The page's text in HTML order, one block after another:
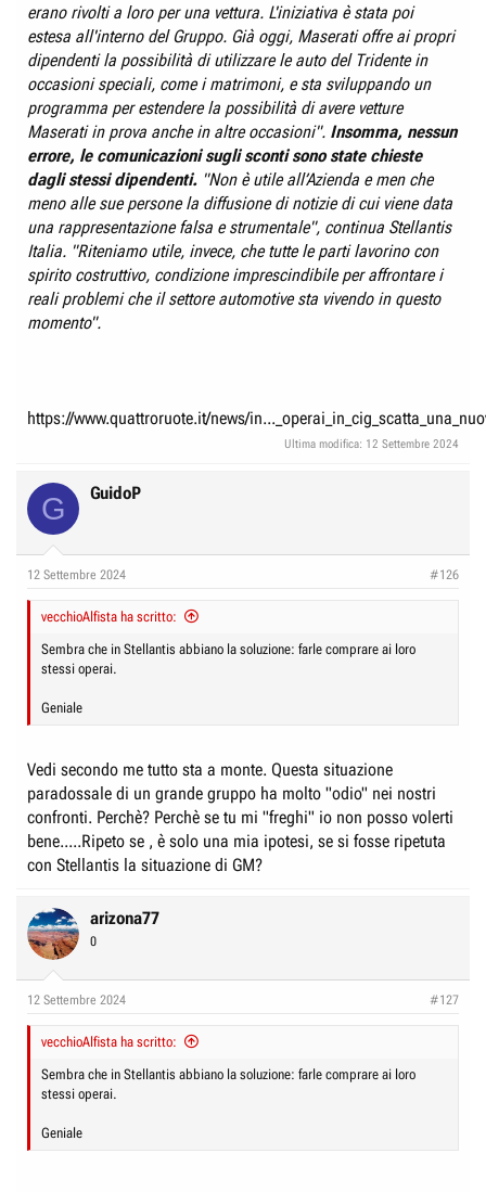
erano rivolti a loro per una vettura. L'iniziativa è stata poi
estesa all'interno del Gruppo. Già oggi, Maserati offre ai propri
dipendenti la possibilità di utilizzare le auto del Tridente in
occasioni speciali, come i matrimoni, e sta sviluppando un
programma per estendere la possibilità di avere vetture
Maserati in prova anche in altre occasioni". Insomma, nessun
errore, le comunicazioni sugli sconti sono state chieste
dagli stessi dipendenti. "Non è utile all’Azienda e men che
meno alle sue persone la diffusione di notizie di cui viene data
una rappresentazione falsa e strumentale", continua Stellantis
Italia. "Riteniamo utile, invece, che tutte le parti lavorino con
spirito costruttivo, condizione imprescindibile per affrontare i
reali problemi che il settore automotive sta vivendo in questo
momento".
https://www.quattroruote.it/news/
Ultima modifica: 12 Settembre 2024
G GuidoP
12 Settembre 2024 #126
vecchioAlfista ha scritto:
Sembra che in Stellantis abbiano la soluzione: farle comprare ai loro
stessi operai.
Geniale
Vedi secondo me tutto sta a monte. Questa situazione
paradossale di un grande gruppo ha molto "odio" nei nostri
confronti. Perchè? Perchè se tu mi "freghi" io non posso volerti
bene.....Ripeto se , è solo una mia ipotesi, se si fosse ripetuta
con Stellantis la situazione di GM?
arizona77
0
12 Settembre 2024 #127
vecchioAlfista ha scritto:
Sembra che in Stellantis abbiano la soluzione: farle comprare ai loro
stessi operai.
Geniale